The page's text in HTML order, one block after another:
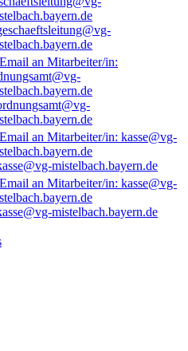
mistelbach.bayern.de
mistelbach.bayern.de